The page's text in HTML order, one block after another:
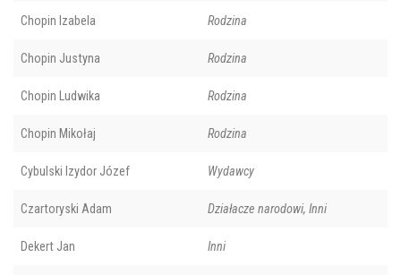
Chopin Izabela Rodzina
Chopin Justyna Rodzina
Chopin Ludwika Rodzina
Chopin Mikołaj Rodzina
Cybulski Izydor Józef Wydawcy
Czartoryski Adam Działacze narodowi, Inni
Dekert Jan Inni